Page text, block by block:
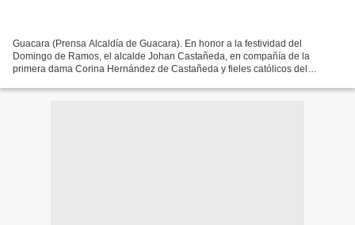
Guacara (Prensa Alcaldía de Guacara). En honor a la festividad del
Domingo de Ramos, el alcalde Johan Castañeda, en compañía de la
primera dama Corina Hernández de Castañeda y fieles católicos del